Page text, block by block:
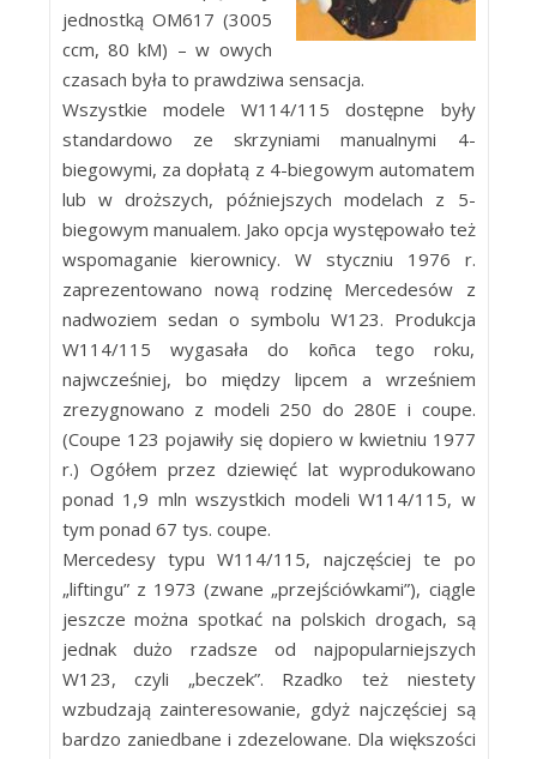
jednostką OM617 (3005
ccm, 80 kM) – w owych
czasach była to prawdziwa sensacja.
Wszystkie modele W114/115 dostępne były
standardowo ze skrzyniami manualnymi 4-
biegowymi, za dopłatą z 4-biegowym automatem
lub w droższych, późniejszych modelach z 5-
biegowym manualem. Jako opcja występowało też
wspomaganie kierownicy. W styczniu 1976 r.
zaprezentowano nową rodzinę Mercedesów z
nadwoziem sedan o symbolu W123. Produkcja
W114/115 wygasała do koñca tego roku,
najwcześniej, bo między lipcem a wrześniem
zrezygnowano z modeli 250 do 280E i coupe.
(Coupe 123 pojawiły się dopiero w kwietniu 1977
r.) Ogółem przez dziewięć lat wyprodukowano
ponad 1,9 mln wszystkich modeli W114/115, w
tym ponad 67 tys. coupe.
Mercedesy typu W114/115, najczęściej te po
„liftingu” z 1973 (zwane „przejściówkami”), ciągle
jeszcze można spotkać na polskich drogach, są
jednak dużo rzadsze od najpopularniejszych
W123, czyli „beczek”. Rzadko też niestety
wzbudzają zainteresowanie, gdyż najczęściej są
bardzo zaniedbane i zdezelowane. Dla większości